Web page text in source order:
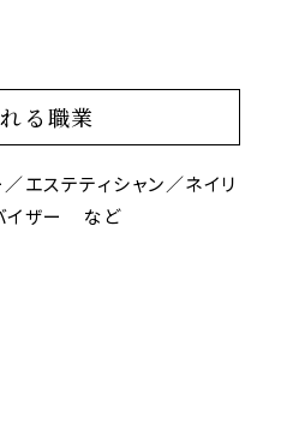
る職業
／エステティシャン／ネイリ
イザー など